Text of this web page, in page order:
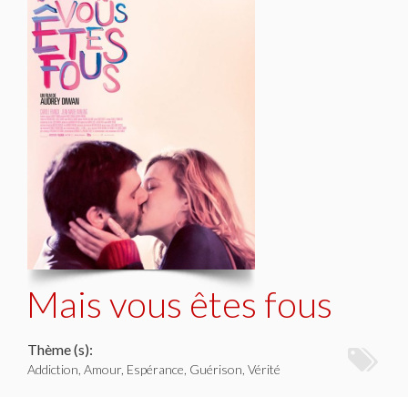
Mais vous êtes fous
Thème (s):
Addiction, Amour, Espérance, Guérison, Vérité